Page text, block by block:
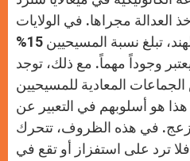
العدالة مجراها. في الولايات
السبع في شمال شرق الهند، تبلغ نسبة المسيحيين 15%
وجوداً مهماً. مع ذلك، توجد
المعادية للمسيحيين
هذا هو أسلوبهم في التعبير عن
في هذه الظروف، تتحرك
ترد على استفزاز أو تقع في